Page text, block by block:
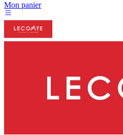
Mon panier